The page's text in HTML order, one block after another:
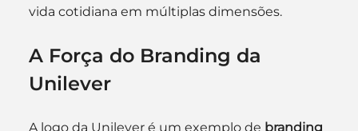
vida cotidiana em múltiplas dimensões.
A Força do Branding da
Unilever
A logo da Unilever é um exemplo de branding